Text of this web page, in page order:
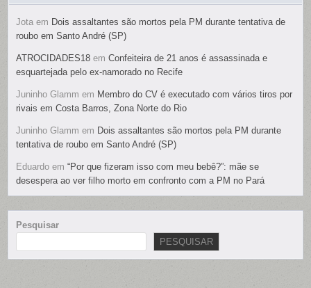
Jota em Dois assaltantes são mortos pela PM durante tentativa de
roubo em Santo André (SP)
ATROCIDADES18 emConfeiteira de 21 anos é assassinada e
esquartejada pelo ex-namorado no Recife
Juninho Glamm em Membro do CV é executado com vários tiros por
rivais em Costa Barros, Zona Norte do Rio
Juninho Glamm em Dois assaltantes são mortos pela PM durante
tentativa de roubo em Santo André (SP)
Eduardo em“Por que fizeram isso com meu bebê?”: mãe se
desespera ao ver filho morto em confronto com a PM no Pará
Pesquisar
PESQUISAR